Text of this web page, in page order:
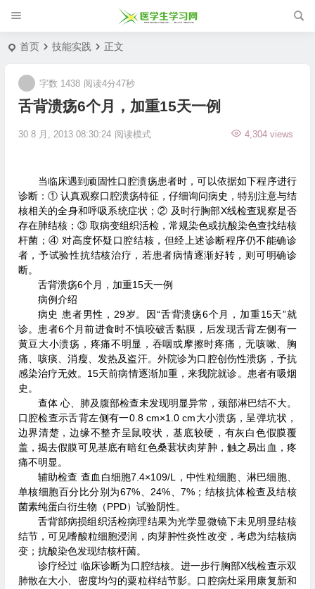
首页 技能实践 正文
舌背溃疡6个月，加重15天一例
30 8 月, 2013 08:30:24 4,304 views
字数 1438 阅读4分47秒
阅读模式
当临床遇到顽固性口腔溃疡患者时，可以依据如下程序进行
诊断：① 认真观察口腔溃疡特征，仔细询问病史，特别注意与结
核相关的全身和呼吸系统症状；② 及时行胸部X线检查观察是否
存在肺结核；③ 取病变组织活检，常规染色或抗酸染色查找结核
杆菌；④ 对高度怀疑口腔结核，但经上述诊断程序仍不能确诊
者，予试验性抗结核治疗，若患者病情逐渐好转，则可明确诊
断。
舌背溃疡6个月，加重15天一例
病例介绍
病史 患者男性，29岁。因“舌背溃疡6个月，加重15天”就
诊。患者6个月前进食时不慎咬破舌黏膜，后发现舌背左侧有一
黄豆大小溃疡，疼痛不明显，吞咽或摩擦时疼痛，无咳嗽、胸
痛、咳痰、消瘦、发热及盗汗。外院诊为口腔创伤性溃疡，予抗
感染治疗无效。15天前病情逐渐加重，来我院就诊。患者有吸烟
史。
查体 心、肺及腹部检查未发现明显异常，颈部淋巴结不大。
口腔检查示舌背左侧有一0.8 cm×1.0 cm大小溃疡，呈弹坑状，
边界清楚，边缘不整齐呈鼠咬状，基底较硬，有灰白色假膜覆
盖，揭去假膜可见基底有暗红色桑葚状肉芽肿，触之易出血，疼
痛不明显。
辅助检查 查血白细胞7.4×109/L，中性粒细胞、淋巴细胞、
单核细胞百分比分别为67%、24%、7%；结核抗体检查及结核
菌素纯蛋白衍生物（PPD）试验阴性。
舌背部病损组织活检病理结果为光学显微镜下未见明显结核
结节，可见嗜酸粒细胞浸润，肉芽肿性炎性改变，考虑为结核病
变；抗酸染色发现结核杆菌。
诊疗经过 临床诊断为口腔结核。进一步行胸部X线检查示双
肺散在大小、密度均匀的粟粒样结节影。口腔病灶采用康复新和